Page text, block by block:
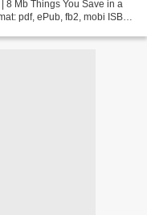
8 Mb Things You Save in a
pdf, ePub, fb2, mobi ISBN: